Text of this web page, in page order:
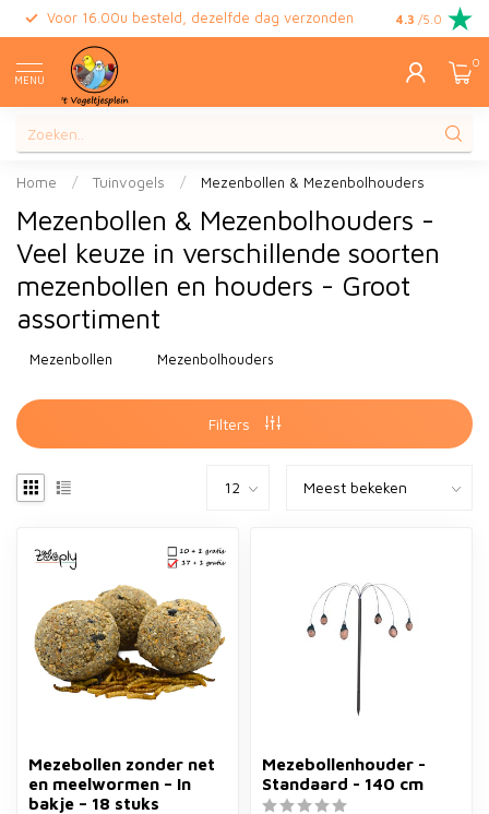
Voor 16.00u besteld, dezelfde dag verzonden Gratis
4.3 /5.0
MENU
0
Home / Tuinvogels / Mezenbollen & Mezenbolhouders
Mezenbollen & Mezenbolhouders -
Veel keuze in verschillende soorten
mezenbollen en houders - Groot
assortiment
Mezenbollen Mezenbolhouders
Filters
Mezebollen zonder net
en meelwormen – In
bakje – 18 stuks
Mezebollenhouder -
Standaard - 140 cm